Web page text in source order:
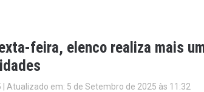
feira, elenco realiza mais
Atualizado em: 5 de Setembro de 2025 às 11:32